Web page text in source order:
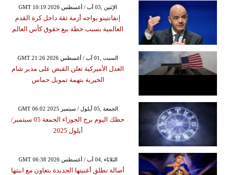
GMT 10:19 2026 الإثنين ,03 آب / أغسطس
إنفانتينو يواجه أزمة ثقة داخل كرة القدم
العالمية بسبب خطة بيع حقوق كأس العالم
GMT 21:26 2026 السبت ,01 آب / أغسطس
العدل الأميركية تعلن القبض على مدير شام
الخيرية بتهمة تمويل حماس
GMT 06:02 2025 الجمعة ,05 أيلول / سبتمبر
حظك اليوم برج الجوزاء الجمعة 05 سبتمبر/
أيلول 2025
GMT 06:38 2026 الثلاثاء ,04 آب / أغسطس
أصالة تطلق أغنيتها الجديدة بتعاون مع ابنتها